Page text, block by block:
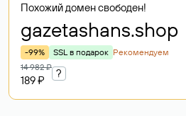
Похожий домен свободен!
gazetashans.shop
-99% SSL в подарок Рекомендуем
14 982 ₽
189 ₽
?